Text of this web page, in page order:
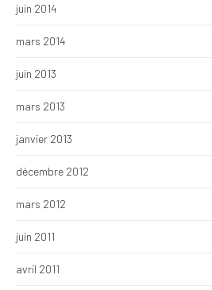
juin 2014
mars 2014
juin 2013
mars 2013
janvier 2013
décembre 2012
mars 2012
juin 2011
avril 2011